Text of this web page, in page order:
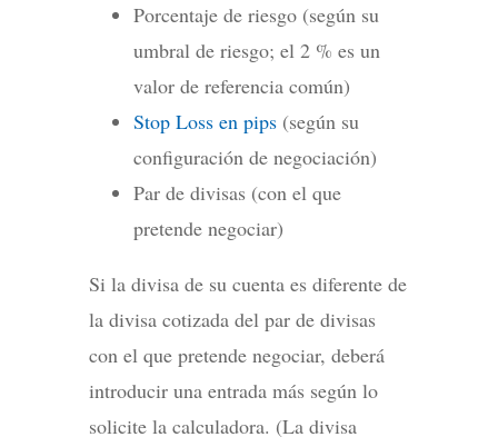
Porcentaje de riesgo (según su
umbral de riesgo; el 2 % es un
valor de referencia común)
Stop Loss en pips (según su
configuración de negociación)
Par de divisas (con el que
pretende negociar)
Si la divisa de su cuenta es diferente de
la divisa cotizada del par de divisas
con el que pretende negociar, deberá
introducir una entrada más según lo
solicite la calculadora. (La divisa